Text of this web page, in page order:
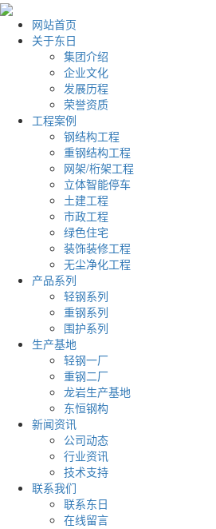
网站首页
关于东日
集团介绍
企业文化
发展历程
荣誉资质
工程案例
钢结构工程
重钢结构工程
网架/桁架工程
立体智能停车
土建工程
市政工程
绿色住宅
装饰装修工程
无尘净化工程
产品系列
轻钢系列
重钢系列
围护系列
生产基地
轻钢一厂
重钢二厂
龙岩生产基地
东恒钢构
新闻资讯
公司动态
行业资讯
技术支持
联系我们
联系东日
在线留言